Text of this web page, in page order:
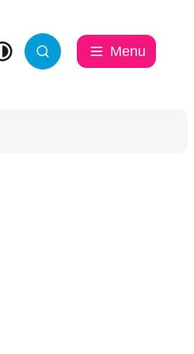
Hoog contrastZoek tonen / verbergen
Menu